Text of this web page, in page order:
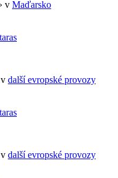
v Maďarsko
další evropské provozy
další evropské provozy